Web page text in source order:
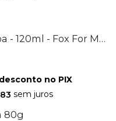
Balm Para Barba - 120ml - Fox For Men
no PIX
sem juros
80g